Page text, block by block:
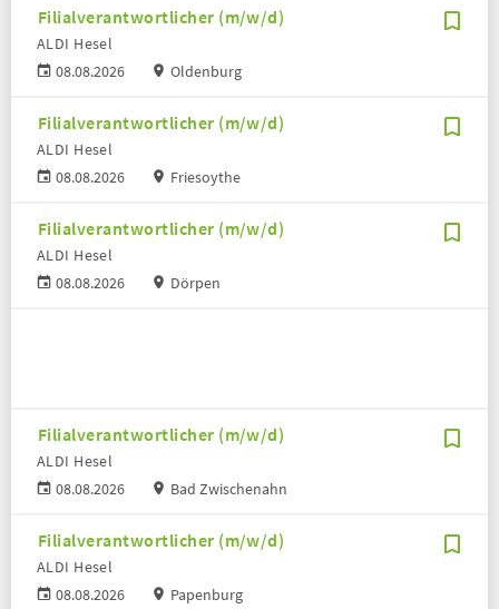
Filialverantwortlicher (m/w/d)
08.08.2026
ALDI Hesel
Oldenburg
Filialverantwortlicher (m/w/d)
08.08.2026
ALDI Hesel
Friesoythe
Filialverantwortlicher (m/w/d)
08.08.2026
ALDI Hesel
Dörpen
Filialverantwortlicher (m/w/d)
08.08.2026
ALDI Hesel
Bad Zwischenahn
Filialverantwortlicher (m/w/d)
08.08.2026
ALDI Hesel
Papenburg